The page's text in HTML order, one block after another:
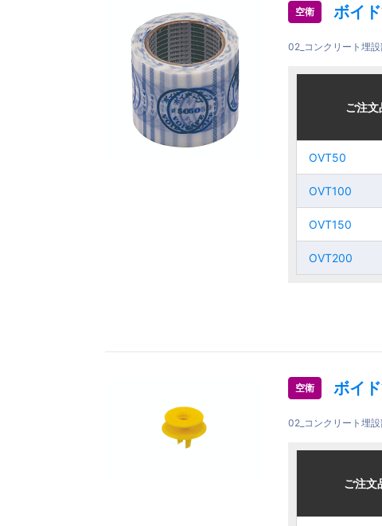
空衛 ボイ
02_コンクリート埋
ご注文品番
OVT50
OVT100
OVT150
OVT200
ご注文
OVT50
OVT100
OVT150
OVT200
ご注文品番
OVT50
OVT100
OVT150
OVT200
ご注文
OVT50
OVT100
OVT150
OVT200
空衛 ボイ
02_コンクリート埋
ご注文品番
ご注文
ご注文品番
ご注文